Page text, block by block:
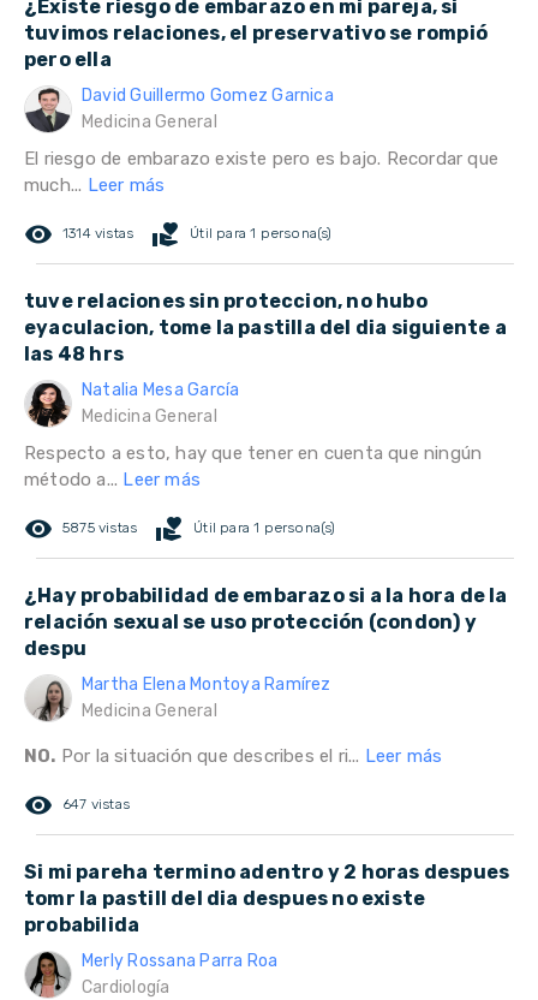
¿Existe riesgo de embarazo en mi pareja, si
tuvimos relaciones, el preservativo se rompió
pero ella
David Guillermo Gomez Garnica
Medicina General
El riesgo de embarazo existe pero es bajo. Recordar que
much... Leer más
remove_red_eye 1314 vistas volunteer_activism Útil para 1 persona(s)
tuve relaciones sin proteccion, no hubo
eyaculacion, tome la pastilla del dia siguiente a
las 48 hrs
Natalia Mesa García
Medicina General
Respecto a esto, hay que tener en cuenta que ningún
método a... Leer más
remove_red_eye 5875 vistas volunteer_activism Útil para 1 persona(s)
¿Hay probabilidad de embarazo si a la hora de la
relación sexual se uso protección (condon) y
despu
Martha Elena Montoya Ramírez
Medicina General
NO. Por la situación que describes el ri... Leer más
remove_red_eye 647 vistas
Si mi pareha termino adentro y 2 horas despues
tomr la pastill del dia despues no existe
probabilida
Merly Rossana Parra Roa
Cardiología